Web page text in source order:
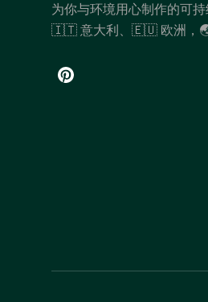
为你与环境用心制作的可
🇮🇹 意大利、🇪🇺 欧洲，🌏